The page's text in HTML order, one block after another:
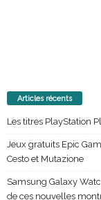
Articles récents
Les titres PlayStation
Jeux gratuits Epic
Cesto et Mutazione
Samsung Galaxy
de ces nouvelles